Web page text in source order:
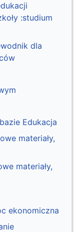
:studium
dla
Edukacja
materiały,
materiały,
ekonomiczna